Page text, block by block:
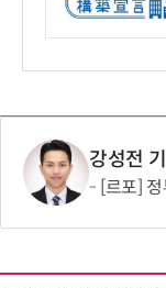
강성전
[르포] 정부